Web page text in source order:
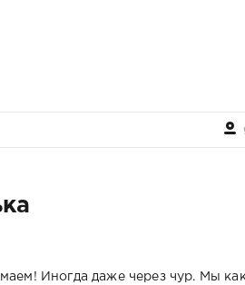
Иногда даже через чур. Мы